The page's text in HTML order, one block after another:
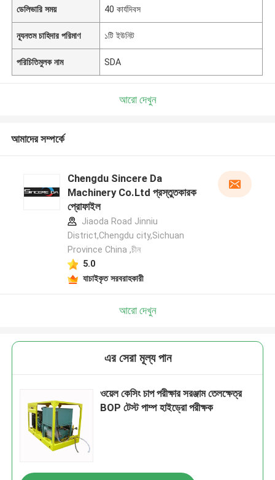
ডেলিভারি সময় 40 কার্যদিবস
ন্যূনতম চাহিদার পরিমাণ ১টি ইউনিট
পরিচিতিমুলক নাম SDA
আরো দেখুন
আমাদের সম্পর্কে
Chengdu Sincere Da
Machinery Co.Ltd প্রস্তুতকারক
প্রোফাইল
Jiaoda Road Jinniu
District,Chengdu city,Sichuan
Province China ,চীন
5.0
যাচাইকৃত সরবরাহকারী
আরো দেখুন
এর সেরা মূল্য পান
ওয়েল কেসিং চাপ পরীক্ষার সরঞ্জাম তেলক্ষেত্র
BOP টেস্ট পাম্প হাইড্রো পরীক্ষক